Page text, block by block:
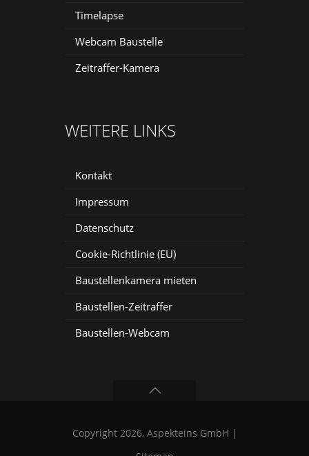
Timelapse
Webcam Baustelle
Zeitraffer-Kamera
WEITERE LINKS
Kontakt
Impressum
Datenschutz
Cookie-Richtlinie (EU)
Baustellenkamera mieten
Baustellen-Zeitraffer
Baustellen-Webcam
Copyright 2026, Aspekteins GmbH |